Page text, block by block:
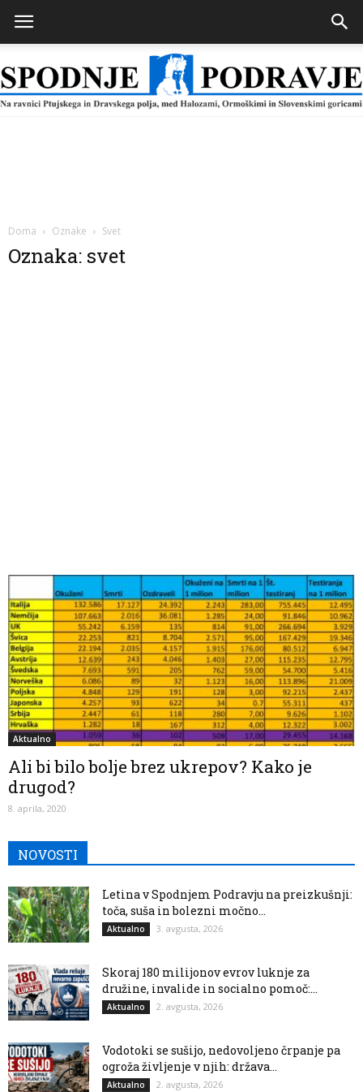
Doma Oznake Svet
Oznaka: svet
Aktualno
Ali bi bilo bolje brez ukrepov? Kako je
drugod?
8. aprila, 2020
NOVOSTI
Letina v Spodnjem Podravju na preizkušnji:
toča, suša in bolezni močno...
Aktualno 3. avgusta, 2026
Skoraj 180 milijonov evrov luknje za
družine, invalide in socialno pomoč:...
Aktualno 2. avgusta, 2026
Vodotoki se sušijo, nedovoljeno črpanje pa
ogroža življenje v njih: država...
Aktualno 2. avgusta, 2026